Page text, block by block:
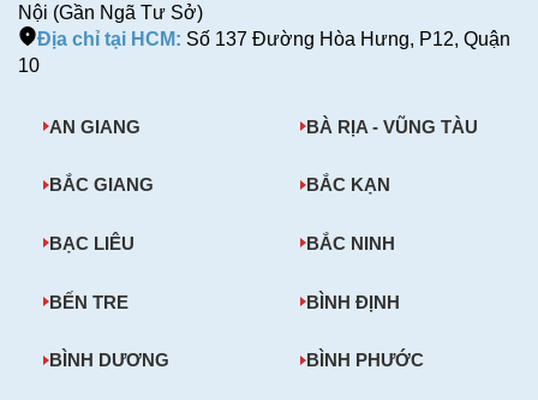
Nội (Gần Ngã Tư Sở)
Địa chỉ tại HCM: Số 137 Đường Hòa Hưng, P12, Quận
10
AN GIANG BÀ RỊA - VŨNG TÀU
BẮC GIANG BẮC KẠN
BẠC LIÊU BẮC NINH
BẾN TRE BÌNH ĐỊNH
BÌNH DƯƠNG BÌNH PHƯỚC